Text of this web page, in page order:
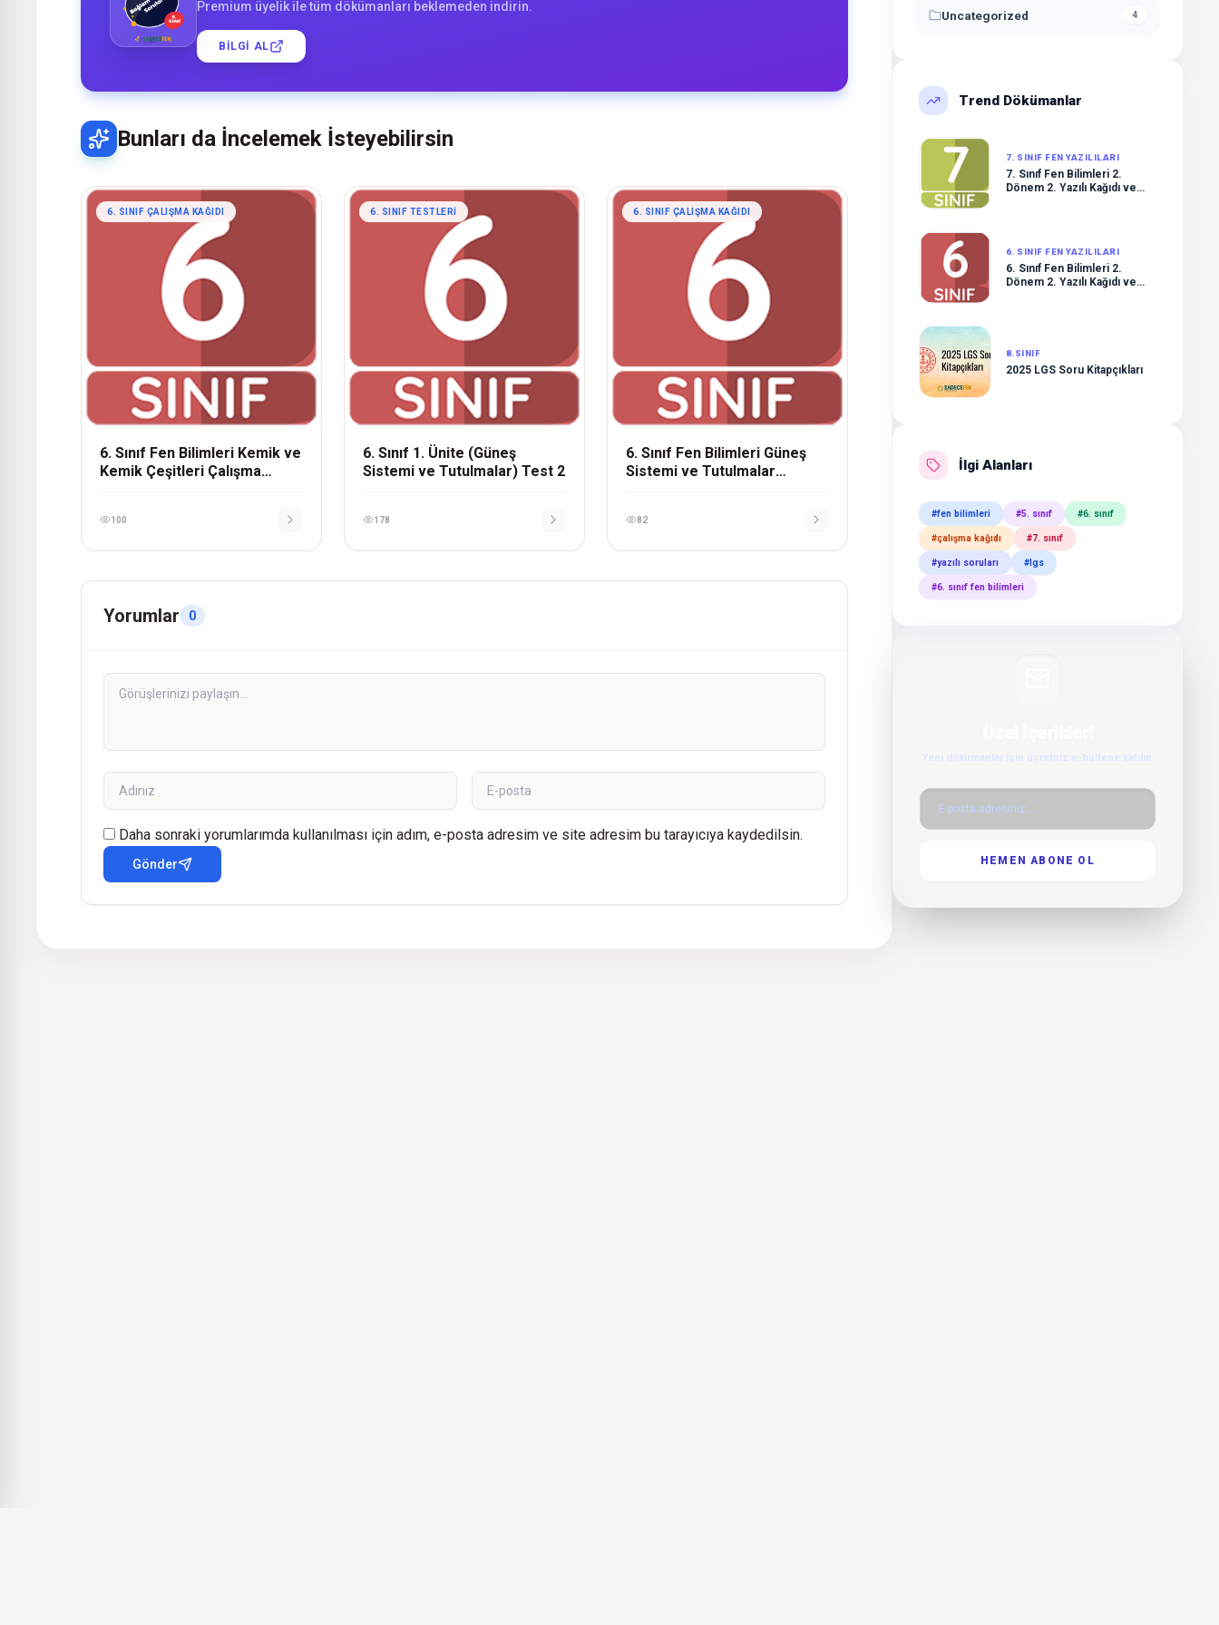
Uncategorized 4
Trend Dökümanlar
7. SINIF FEN YAZILILARI
7. Sınıf Fen Bilimleri 2.
Dönem 2. Yazılı Kağıdı ve
6. SINIF FEN YAZILILARI
6. Sınıf Fen Bilimleri 2.
Dönem 2. Yazılı Kağıdı ve
8.SINIF
2025 LGS Soru Kitapçıkları
İlgi Alanları
#fen bilimleri #5. sınıf #6. sınıf
#çalışma kağıdı #7. sınıf
#yazılı soruları #lgs
#6. sınıf fen bilimleri
HEMEN ABONE OL
Premium üyelik ile tüm dökümanları beklemeden indirin.
BILGI AL
Bunları da İncelemek İsteyebilirsin
6. SINIF ÇALIŞMA KAĞIDI
6. Sınıf Fen Bilimleri Kemik ve
Kemik Çeşitleri Çalışma
100
6. SINIF TESTLERI
6. Sınıf 1. Ünite (Güneş
Sistemi ve Tutulmalar) Test 2
178
6. SINIF ÇALIŞMA KAĞIDI
6. Sınıf Fen Bilimleri Güneş
Sistemi ve Tutulmalar
82
Yorumlar 0
Daha sonraki yorumlarımda kullanılması için adım, e-posta adresim ve site adresim bu tarayıcıya kaydedilsin.
Gönder